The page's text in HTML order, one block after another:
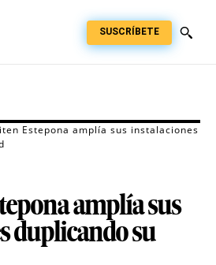
SUSCRÍBETE
Estepona amplía sus instalaciones
amplía sus
duplicando su